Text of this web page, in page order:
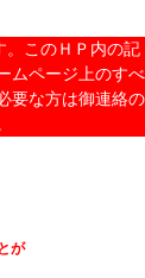
このＨＰ内の記
ムページ上のすべ
要な方は御連絡の
が